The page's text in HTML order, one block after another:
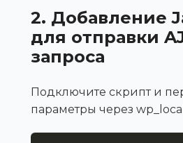
2. Добавление
для отправки
запроса
Подключите скрипт и
параметры через